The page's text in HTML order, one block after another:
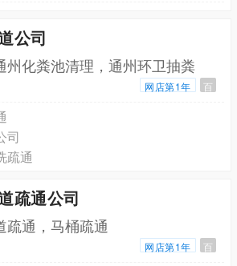
公司
州化粪池清理，通州环卫抽粪
网店第1年 百
司
疏通
疏通公司
疏通，马桶疏通
网店第1年 百